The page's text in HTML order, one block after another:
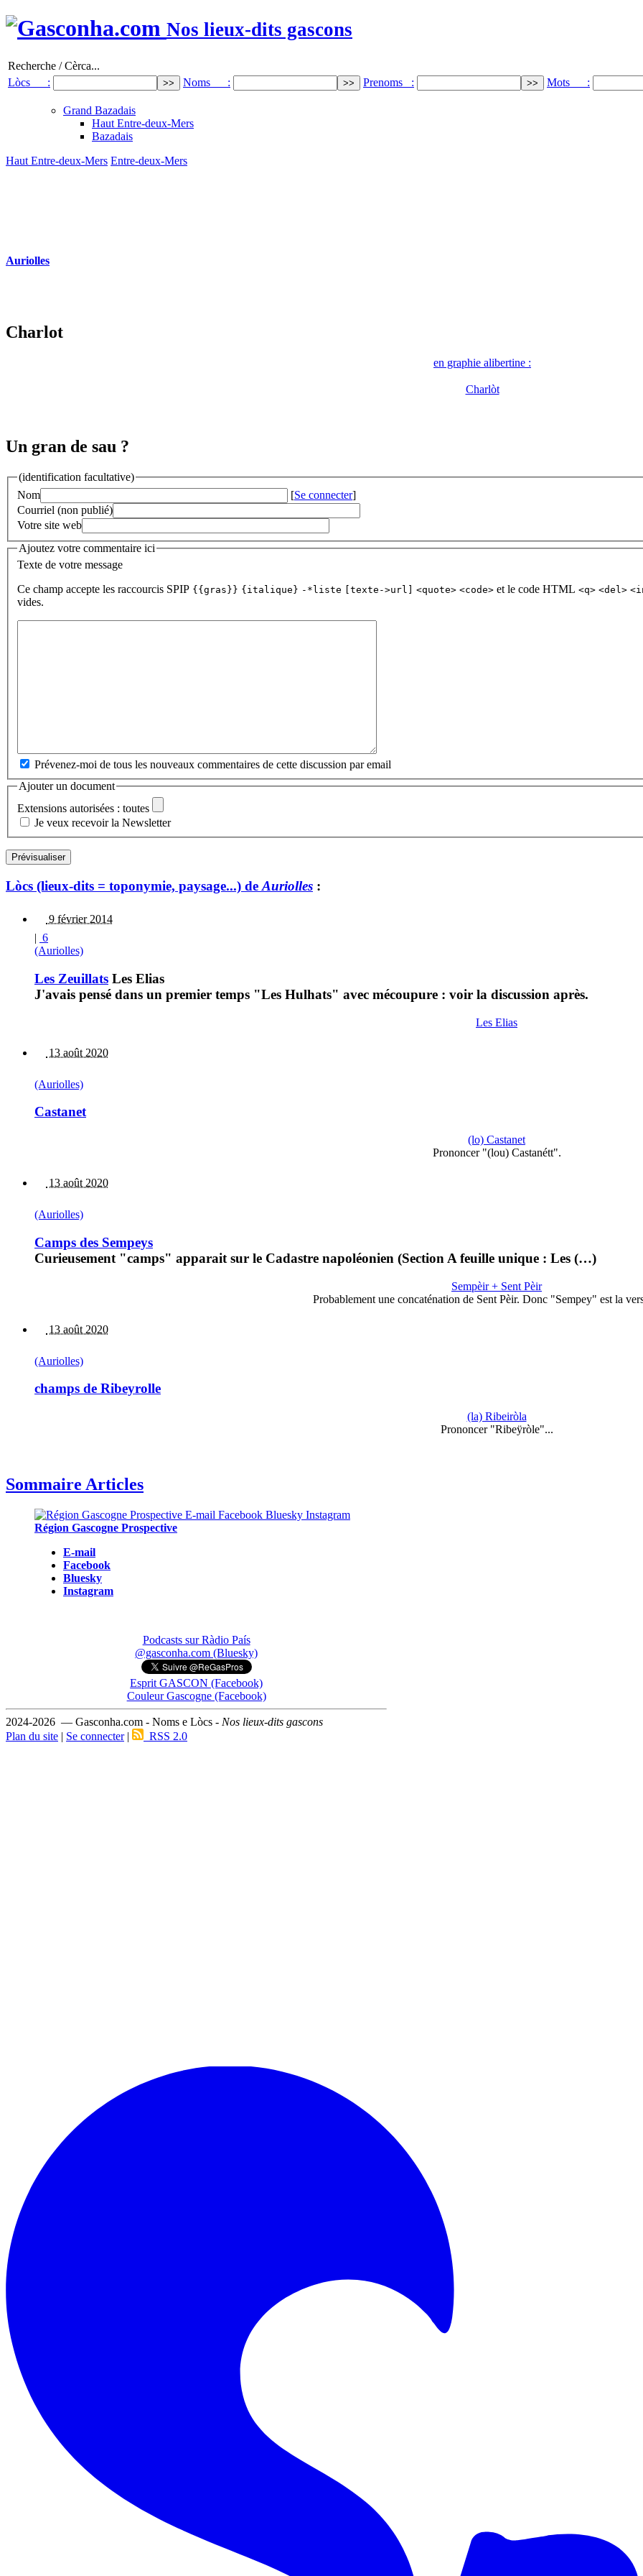
Nos lieux-dits gascons
Recherche / Cèrca...
Lòcs :
Noms : Prenoms : Mots :
Grand Bazadais
Haut Entre-deux-Mers
Bazadais
Haut Entre-deux-Mers Entre-deux-Mers
Auriolles
Charlot
en graphie alibertine :
Charlòt
Un gran de sau ?
(identification facultative)
Nom
[Se connecter]
Courriel (non publié)
Votre site web
Ajoutez votre commentaire ici
Texte de votre message
Ce champ accepte les raccourcis SPIP {{gras}} {italique} -*liste [texte->url] <quote> <code> et le code HTML <q> <del>
vides.
Prévenez-moi de tous les nouveaux commentaires de cette discussion par email
Ajouter un document
Extensions autorisées : toutes
Je veux recevoir la Newsletter
Lòcs (lieux-dits = toponymie, paysage...) de Auriolles :
9 février 2014
| 6
(Auriolles)
Les Zeuillats Les Elias
J'avais pensé dans un premier temps "Les Hulhats" avec mécoupure : voir la discussion après.
Les Elias
13 août 2020
(Auriolles)
Castanet
(lo) Castanet
Prononcer "(lou) Castanétt".
13 août 2020
(Auriolles)
Camps des Sempeys
Curieusement "camps" apparait sur le Cadastre napoléonien (Section A feuille unique : Les (…)
Sempèir + Sent Pèir
Probablement une concaténation de Sent Pèir. Donc "Sempey" est la
13 août 2020
(Auriolles)
champs de Ribeyrolle
(la) Ribeiròla
Prononcer "Ribeÿròle"...
Sommaire Articles
Région Gascogne Prospective
E-mail
Facebook
Bluesky
Instagram
Podcasts sur Ràdio País
@gasconha.com (Bluesky)
Esprit GASCON (Facebook)
Couleur Gascogne (Facebook)
2024-2026 — Gasconha.com - Noms e Lòcs - Nos lieux-dits gascons
Plan du site | Se connecter| RSS 2.0